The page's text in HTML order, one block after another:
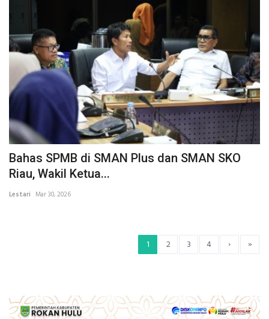
Bahas SPMB di SMAN Plus dan SMAN SKO
Riau, Wakil Ketua...
Lestari Mar 30, 2026
1 2 3 4 › »